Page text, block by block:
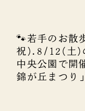
🐾若手のお
祝).8/12(土)
中央公園で開
錦が丘まつり